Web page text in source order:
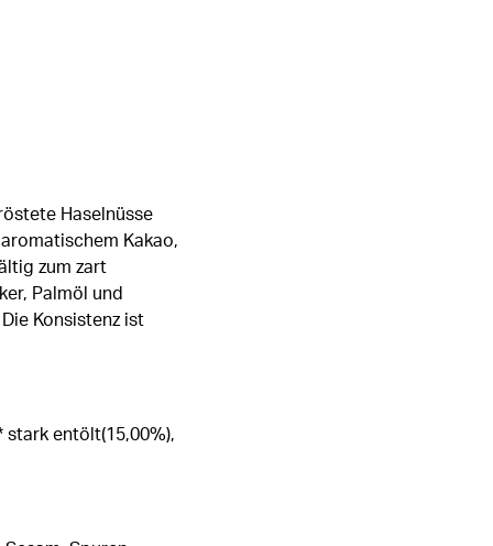
Haselnüsse
Kakao,
zum zart
Palmöl und
Konsistenz ist
stark entölt(15,00%),